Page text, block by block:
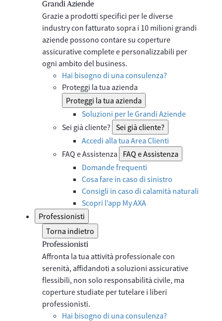
Grandi Aziende
Grazie a prodotti specifici per le diverse
industry con fatturato sopra i 10 milioni grandi
aziende possono contare su coperture
assicurative complete e personalizzabili per
ogni ambito del business.​
Hai bisogno di una consulenza?
Proteggi la tua azienda
Proteggi la tua azienda
Soluzioni per le Grandi Aziende
Sei già cliente? Sei già cliente?
Accedi alla tua Area Clienti
FAQ e Assistenza
FAQ e Assistenza
Domande frequenti
Cosa fare in caso di sinistro
Consigli in caso di calamità naturali
Scopri l’app My AXA
Professionisti
Torna indietro
Professionisti
Affronta la tua attività professionale con
serenità, affidandoti a soluzioni assicurative
flessibili, non solo responsabilità civile, ma
coperture studiate per tutelare i liberi
professionisti.
Hai bisogno di una consulenza?